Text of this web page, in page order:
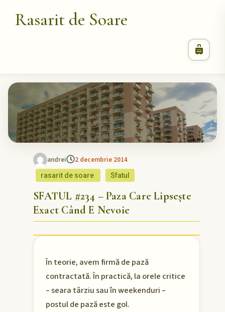
Rasarit de Soare
andrei 2 decembrie 2014
rasarit de soare Sfatul
SFATUL #234 – Paza Care Lipsește
Exact Când E Nevoie
În teorie, avem firmă de pază
contractată. În practică, la orele critice
– seara târziu sau în weekenduri –
postul de pază este gol.